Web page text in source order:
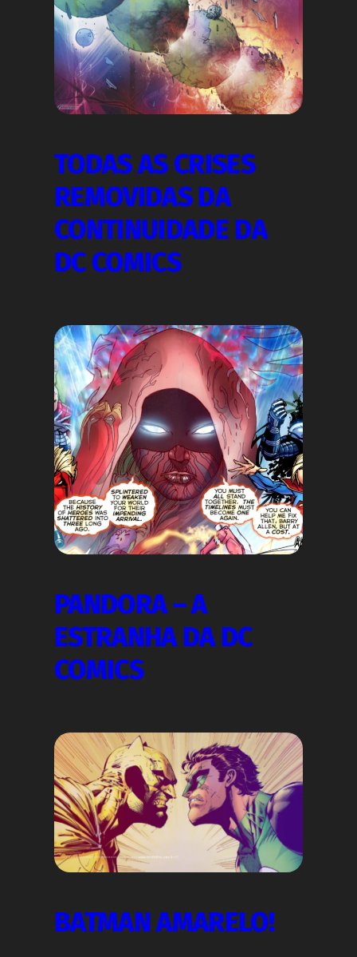
TODAS AS CRISES
REMOVIDAS DA
CONTINUIDADE DA
DC COMICS
PANDORA – A
ESTRANHA DA DC
COMICS
BATMAN AMARELO!